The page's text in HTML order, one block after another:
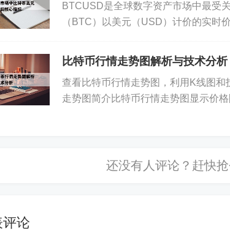
何利用实时价格数据制定投资策略
易：借助程序化交易系统，利用API接口和实时
速完成买卖操作。
线穿越长期均线可以作为进场信号，配合止盈止损
BTCUSD是全球数字资产市场中最受
（BTC）以美元（USD）计价的实时
比特币行情走势图解析与技术分析
查看比特币行情走势图，利用K线图和
走势图简介比特币行情走势图显示价
评论